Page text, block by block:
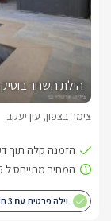
הילת השחר בוטיק
צימר בצפון, עין יעקב
וילה פרטית עם 3 חדרי שינה